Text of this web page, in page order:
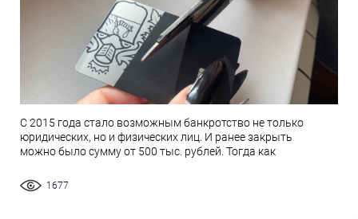
С 2015 года стало возможным банкротство не только
юридических, но и физических лиц. И ранее закрыть
можно было сумму от 500 тыс. рублей. Тогда как
1677